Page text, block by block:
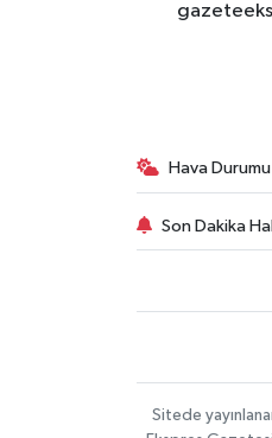
Hava Durumu
Son Dakika
Sitede